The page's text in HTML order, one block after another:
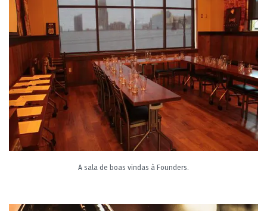
A sala de boas vindas à Founders.